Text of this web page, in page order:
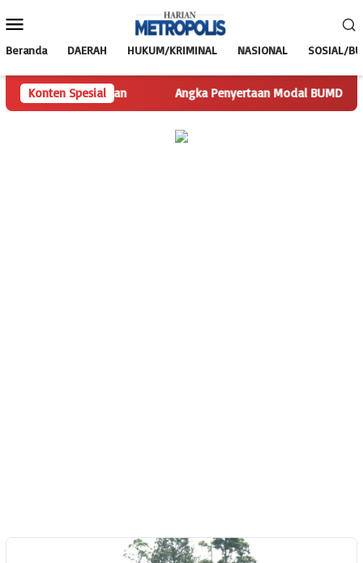
ke
Mobile
Beranda DAERAH HUKUM/KRIMINAL NASIONAL SOSIAL/
Konten Spesial
Pertanyaan Angka Penyertaan Modal BUMDes